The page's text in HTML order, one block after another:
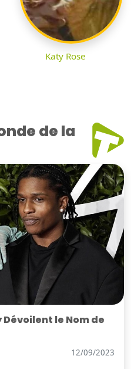
Katy Rose
de la
Dévoilent le Nom de
12/09/2023